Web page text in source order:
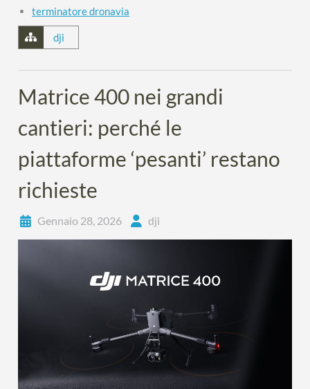
terminatore dronavia
dji
Matrice 400 nei grandi
cantieri: perché le
piattaforme ‘pesanti’ restano
richieste
Gennaio 28, 2026 dji